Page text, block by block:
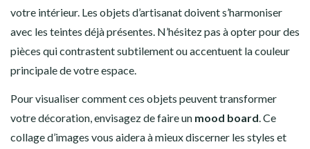
votre intérieur. Les objets d’artisanat doivent s’harmoniser
avec les teintes déjà présentes. N’hésitez pas à opter pour des
pièces qui contrastent subtilement ou accentuent la couleur
principale de votre espace.
Pour visualiser comment ces objets peuvent transformer
votre décoration, envisagez de faire un mood board. Ce
collage d’images vous aidera à mieux discerner les styles et